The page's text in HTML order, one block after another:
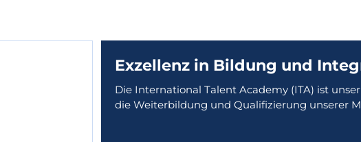
Exzellenz in Bildung und
Die International Talent Academy (ITA) ist
die Weiterbildung und Qualifizierung unserer